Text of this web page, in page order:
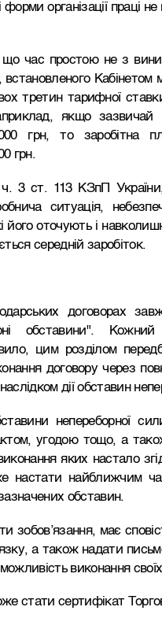
організації праці
час простою не з вини
Кабінетом
третин тарифної
якщо зазвичай
000 грн, то заробітна
грн.
3 ст. 113 КЗпП
ситуація,
його оточують і
середній заробіток.
договорах
обставини". Кожний
цим розділом
договору через
дії обставин
непереборної
угодою тощо, а
яких настало
настати найближчим
обставин.
має
а також надати
виконання
стати сертифікат